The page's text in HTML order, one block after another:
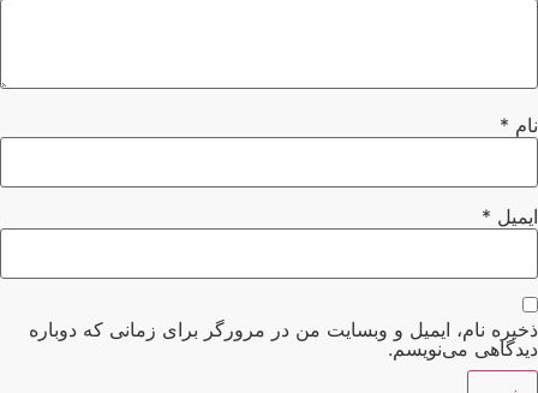
*
*
نام، ایمیل و وبسایت من در مرورگر برای زمانی که دوباره
می‌نویسم.